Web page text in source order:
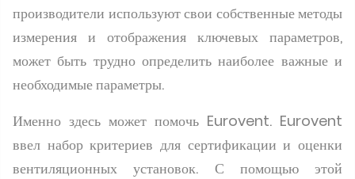
производители используют свои собственные методы
измерения и отображения ключевых параметров,
может быть трудно определить наиболее важные и
необходимые параметры.
Именно здесь может помочь Eurovent. Eurovent
ввел набор критериев для сертификации и оценки
вентиляционных установок. С помощью этой